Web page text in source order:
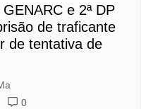
e 2ª DP
de traficante
de tentativa de
0